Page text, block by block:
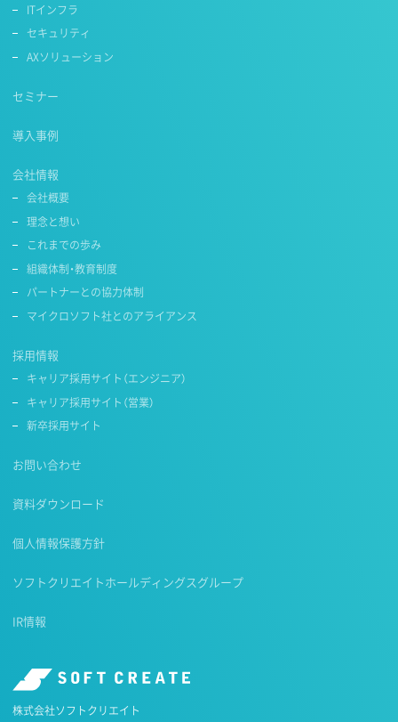
株式会社ソフトクリエイト
ITインフラ
セキュリティ
AXソリューション
セミナー
導入事例
会社情報
会社概要
理念と想い
これまでの歩み
組織体制・教育制度
パートナーとの協力体制
マイクロソフト社とのアライアンス
採用情報
キャリア採用サイト（エンジニア）
キャリア採用サイト（営業）
新卒採用サイト
お問い合わせ
資料ダウンロード
個人情報保護方針
ソフトクリエイトホールディングスグループ
IR情報